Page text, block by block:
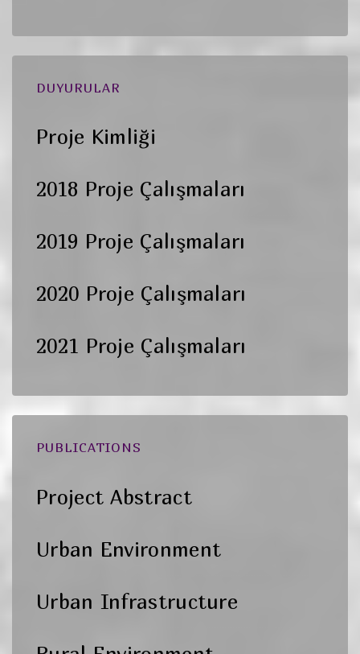
DUYURULAR
Proje Kimliği
2018 Proje Çalışmaları
2019 Proje Çalışmaları
2020 Proje Çalışmaları
2021 Proje Çalışmaları
PUBLICATIONS
Project Abstract
Urban Environment
Urban Infrastructure